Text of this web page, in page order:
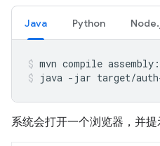
Java Python
mvn compile
java -jar target/
系统会打开一个浏览器，并提